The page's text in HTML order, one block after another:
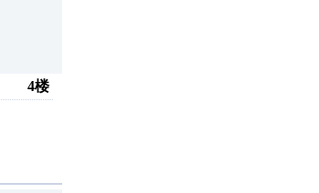
4楼